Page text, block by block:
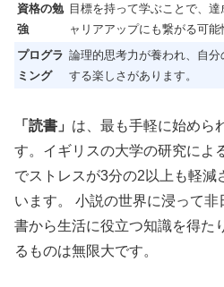
資格の勉
強
目標を持って学ぶことで、
ャリアアップにも繋がる可能
プログラ
ミング
論理的思考力が養われ、自分
する楽しさがあります。
「読書」 は、最も手軽に始めら
す。イギリスの大学の研究によ
でストレスが3分の2以上も軽減
います。 小説の世界に浸って非
書から生活に役立つ知識を得た
るものは無限大です。